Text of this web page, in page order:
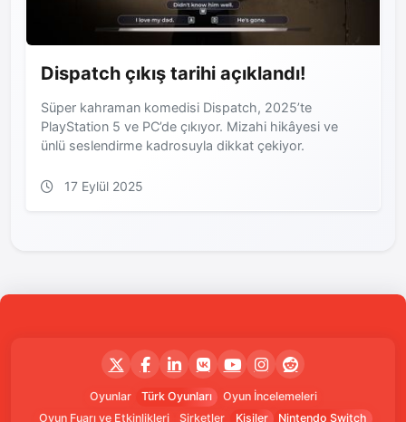
Dispatch çıkış tarihi açıklandı!
Süper kahraman komedisi Dispatch, 2025’te
PlayStation 5 ve PC’de çıkıyor. Mizahi hikâyesi ve
ünlü seslendirme kadrosuyla dikkat çekiyor.
17 Eylül 2025
Oyunlar Türk Oyunları
Oyun İncelemeleri
Oyun Fuarı ve Etkinlikleri
Şirketler Kişiler
Nintendo Switch